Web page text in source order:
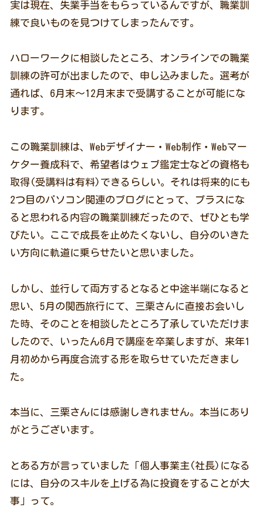
実は現在、失業手当をもらっているんですが、職業訓
練で良いものを見つけてしまったんです。
ハローワークに相談したところ、オンラインでの職業
訓練の許可が出ましたので、申し込みました。選考が
通れば、6月末～12月末まで受講することが可能にな
ります。
この職業訓練は、Webデザイナー・Web制作・Webマー
ケター養成科で、希望者はウェブ鑑定士などの資格も
取得(受講料は有料)できるらしい。それは将来的にも
2つ目のパソコン関連のブログにとって、プラスにな
ると思われる内容の職業訓練だったので、ぜひとも学
びたい。ここで成長を止めたくないし、自分のいきた
い方向に軌道に乗らせたいと思いました。
しかし、並行して両方するとなると中途半端になると
思い、5月の関西旅行にて、三栗さんに直接お会いし
た時、そのことを相談したところ了承していただけま
したので、いったん6月で講座を卒業しますが、来年1
月初めから再度合流する形を取らせていただきまし
た。
本当に、三栗さんには感謝しきれません。本当にあり
がとうございます。
とある方が言っていました「個人事業主(社長)になる
には、自分のスキルを上げる為に投資をすることが大
事」って。